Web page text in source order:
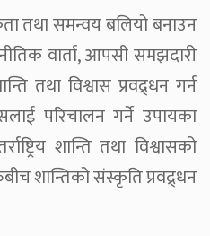
तथा समन्वय बलियो बनाउन
वार्ता, आपसी समझदारी
तथा विश्वास प्रवद्र्धन गर्न
परिचालन गर्ने उपायका
शान्ति तथा विश्वासको
शान्तिको संस्कृति प्रवद्र्धन